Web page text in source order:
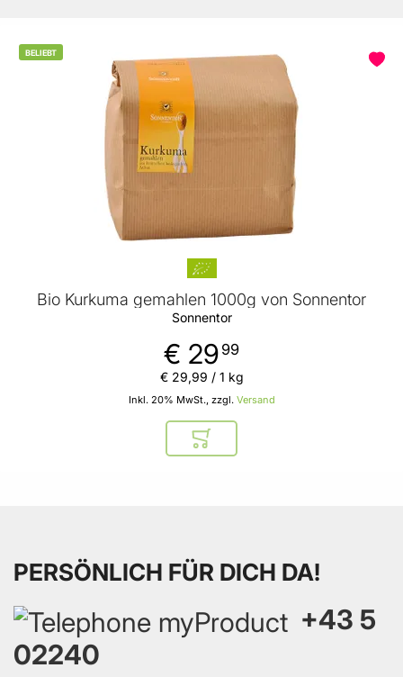
BELIEBT
Bio Kurkuma gemahlen 1000g von Sonnentor
Sonnentor
€ 29 99
Inkl. 20% MwSt., zzgl. Versand
€ 29,99 / 1 kg
In den Warenkorb
PERSÖNLICH FÜR DICH DA!
+43 5
02240